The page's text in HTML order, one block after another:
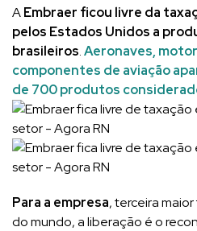
AEmbraer ficou livre da
pelos Estados Unidos a
brasileiros.Aeronaves,
componentes de aviação
de 700 produtos
Para a empresa, terceira
do mundo, a liberação é o